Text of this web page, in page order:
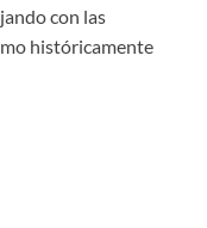
con las
históricamente